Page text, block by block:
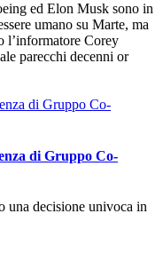
ed Elon Musk sono in
umano su Marte, ma
l’informatore Corey
parecchi decenni or
di Gruppo Co-
una decisione univoca in